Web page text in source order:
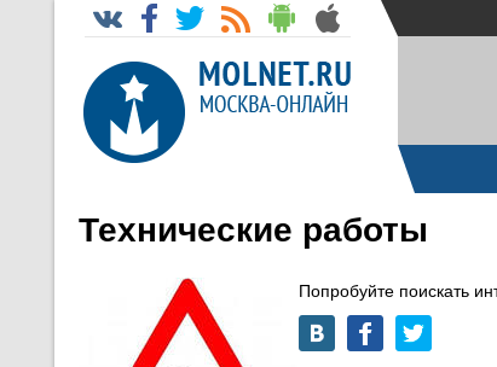
Технические работы
Попробуйте поискать